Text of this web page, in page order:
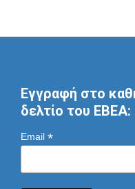
Εγγραφή στο
δελτίο του ΕΒΕΑ:
Email *